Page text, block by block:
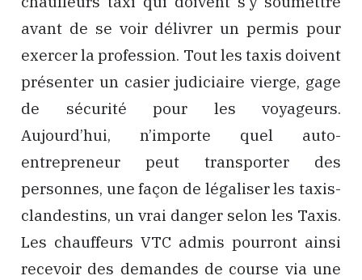
avant de se voir délivrer un permis pour
exercer la profession. Tout les taxis doivent
présenter un casier judiciaire vierge, gage
de sécurité pour les voyageurs.
Aujourd’hui, n’importe quel auto-
entrepreneur peut transporter des
personnes, une façon de légaliser les taxis-
clandestins, un vrai danger selon les Taxis.
Les chauffeurs VTC admis pourront ainsi
recevoir des demandes de course via une